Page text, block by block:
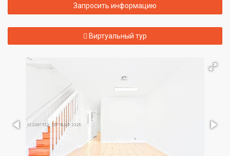
Запросить информацию
Виртуальный тур